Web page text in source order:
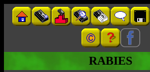
RABIES